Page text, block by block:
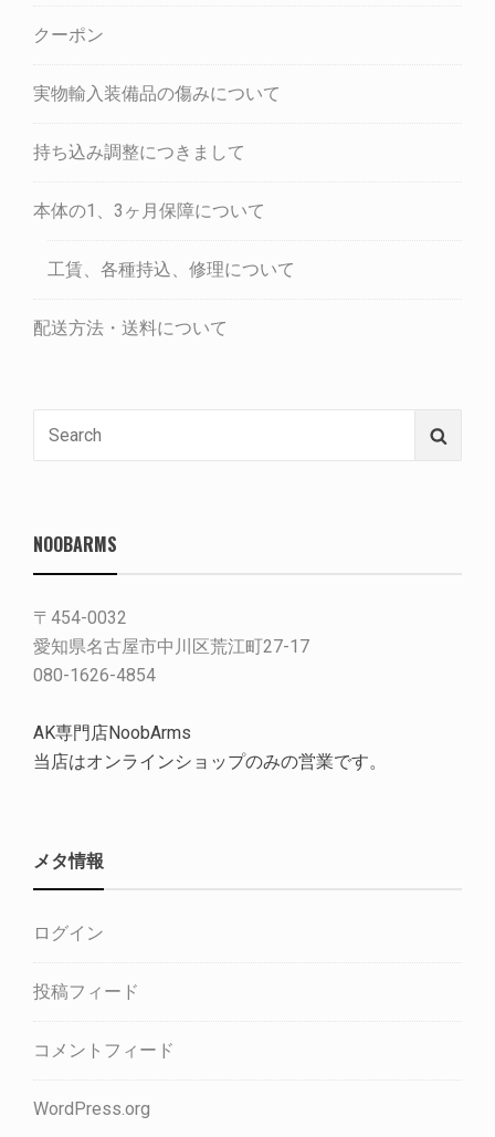
クーポン
実物輸入装備品の傷みについて
持ち込み調整につきまして
本体の1、3ヶ月保障について
工賃、各種持込、修理について
配送方法・送料について
NOOBARMS
〒454-0032
愛知県名古屋市中川区荒江町27-17
080-1626-4854
AK専門店NoobArms
当店はオンラインショップのみの営業です。
メタ情報
ログイン
投稿フィード
コメントフィード
WordPress.org